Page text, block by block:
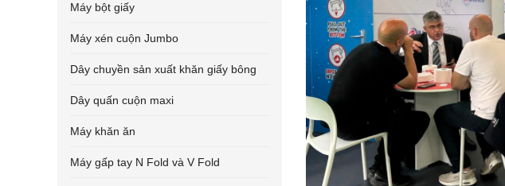
Máy bột giấy
Máy xén cuộn Jumbo
Dây chuyền sản xuất khăn giấy bông
Dây quấn cuộn maxi
Máy khăn ăn
Máy gấp tay N Fold và V Fold